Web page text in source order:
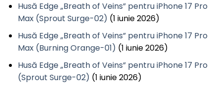
Husă Edge „Breath of Veins” pentru iPhone 17 Pro
Max (Sprout Surge-02) (1 iunie 2026)
Husă Edge „Breath of Veins” pentru iPhone 17 Pro
Max (Burning Orange-01) (1 iunie 2026)
Husă Edge „Breath of Veins” pentru iPhone 17 Pro
(Sprout Surge-02) (1 iunie 2026)